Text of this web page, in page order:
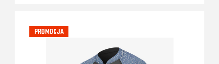
PROMOCJA